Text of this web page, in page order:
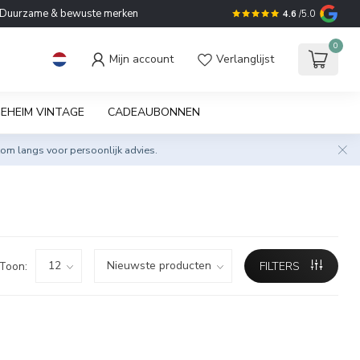
Duurzame & bewuste merken 4.6 /5.0
Mijn account Verlanglijst
0
VINTAGE CADEAUBONNEN
langs voor persoonlijk advies.
Toon: FILTERS